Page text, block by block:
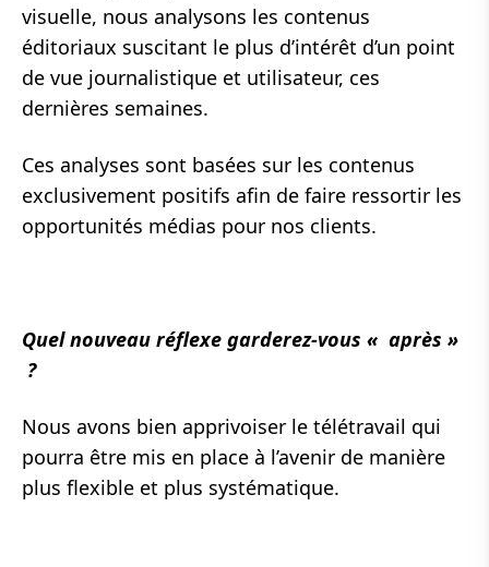
visuelle, nous analysons les contenus
éditoriaux suscitant le plus d’intérêt d’un point
de vue journalistique et utilisateur, ces
dernières semaines.
Ces analyses sont basées sur les contenus
exclusivement positifs afin de faire ressortir les
opportunités médias pour nos clients.
Quel nouveau réflexe garderez-vous « après »
?
Nous avons bien apprivoiser le télétravail qui
pourra être mis en place à l’avenir de manière
plus flexible et plus systématique.